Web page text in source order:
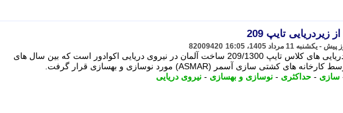
تایپ 209
82009420
این زیردریایی یکی از زیردریایی های کلاس تایپ 209/1300 ساخت آلمان در نیروی دریایی اکوادور است که بین سال های
سازی - حداکثری - نوسازی و بهسازی - نیروی دریایی